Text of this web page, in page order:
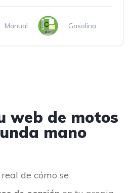
Manual Gasolina
web de motos
mano
de cómo se